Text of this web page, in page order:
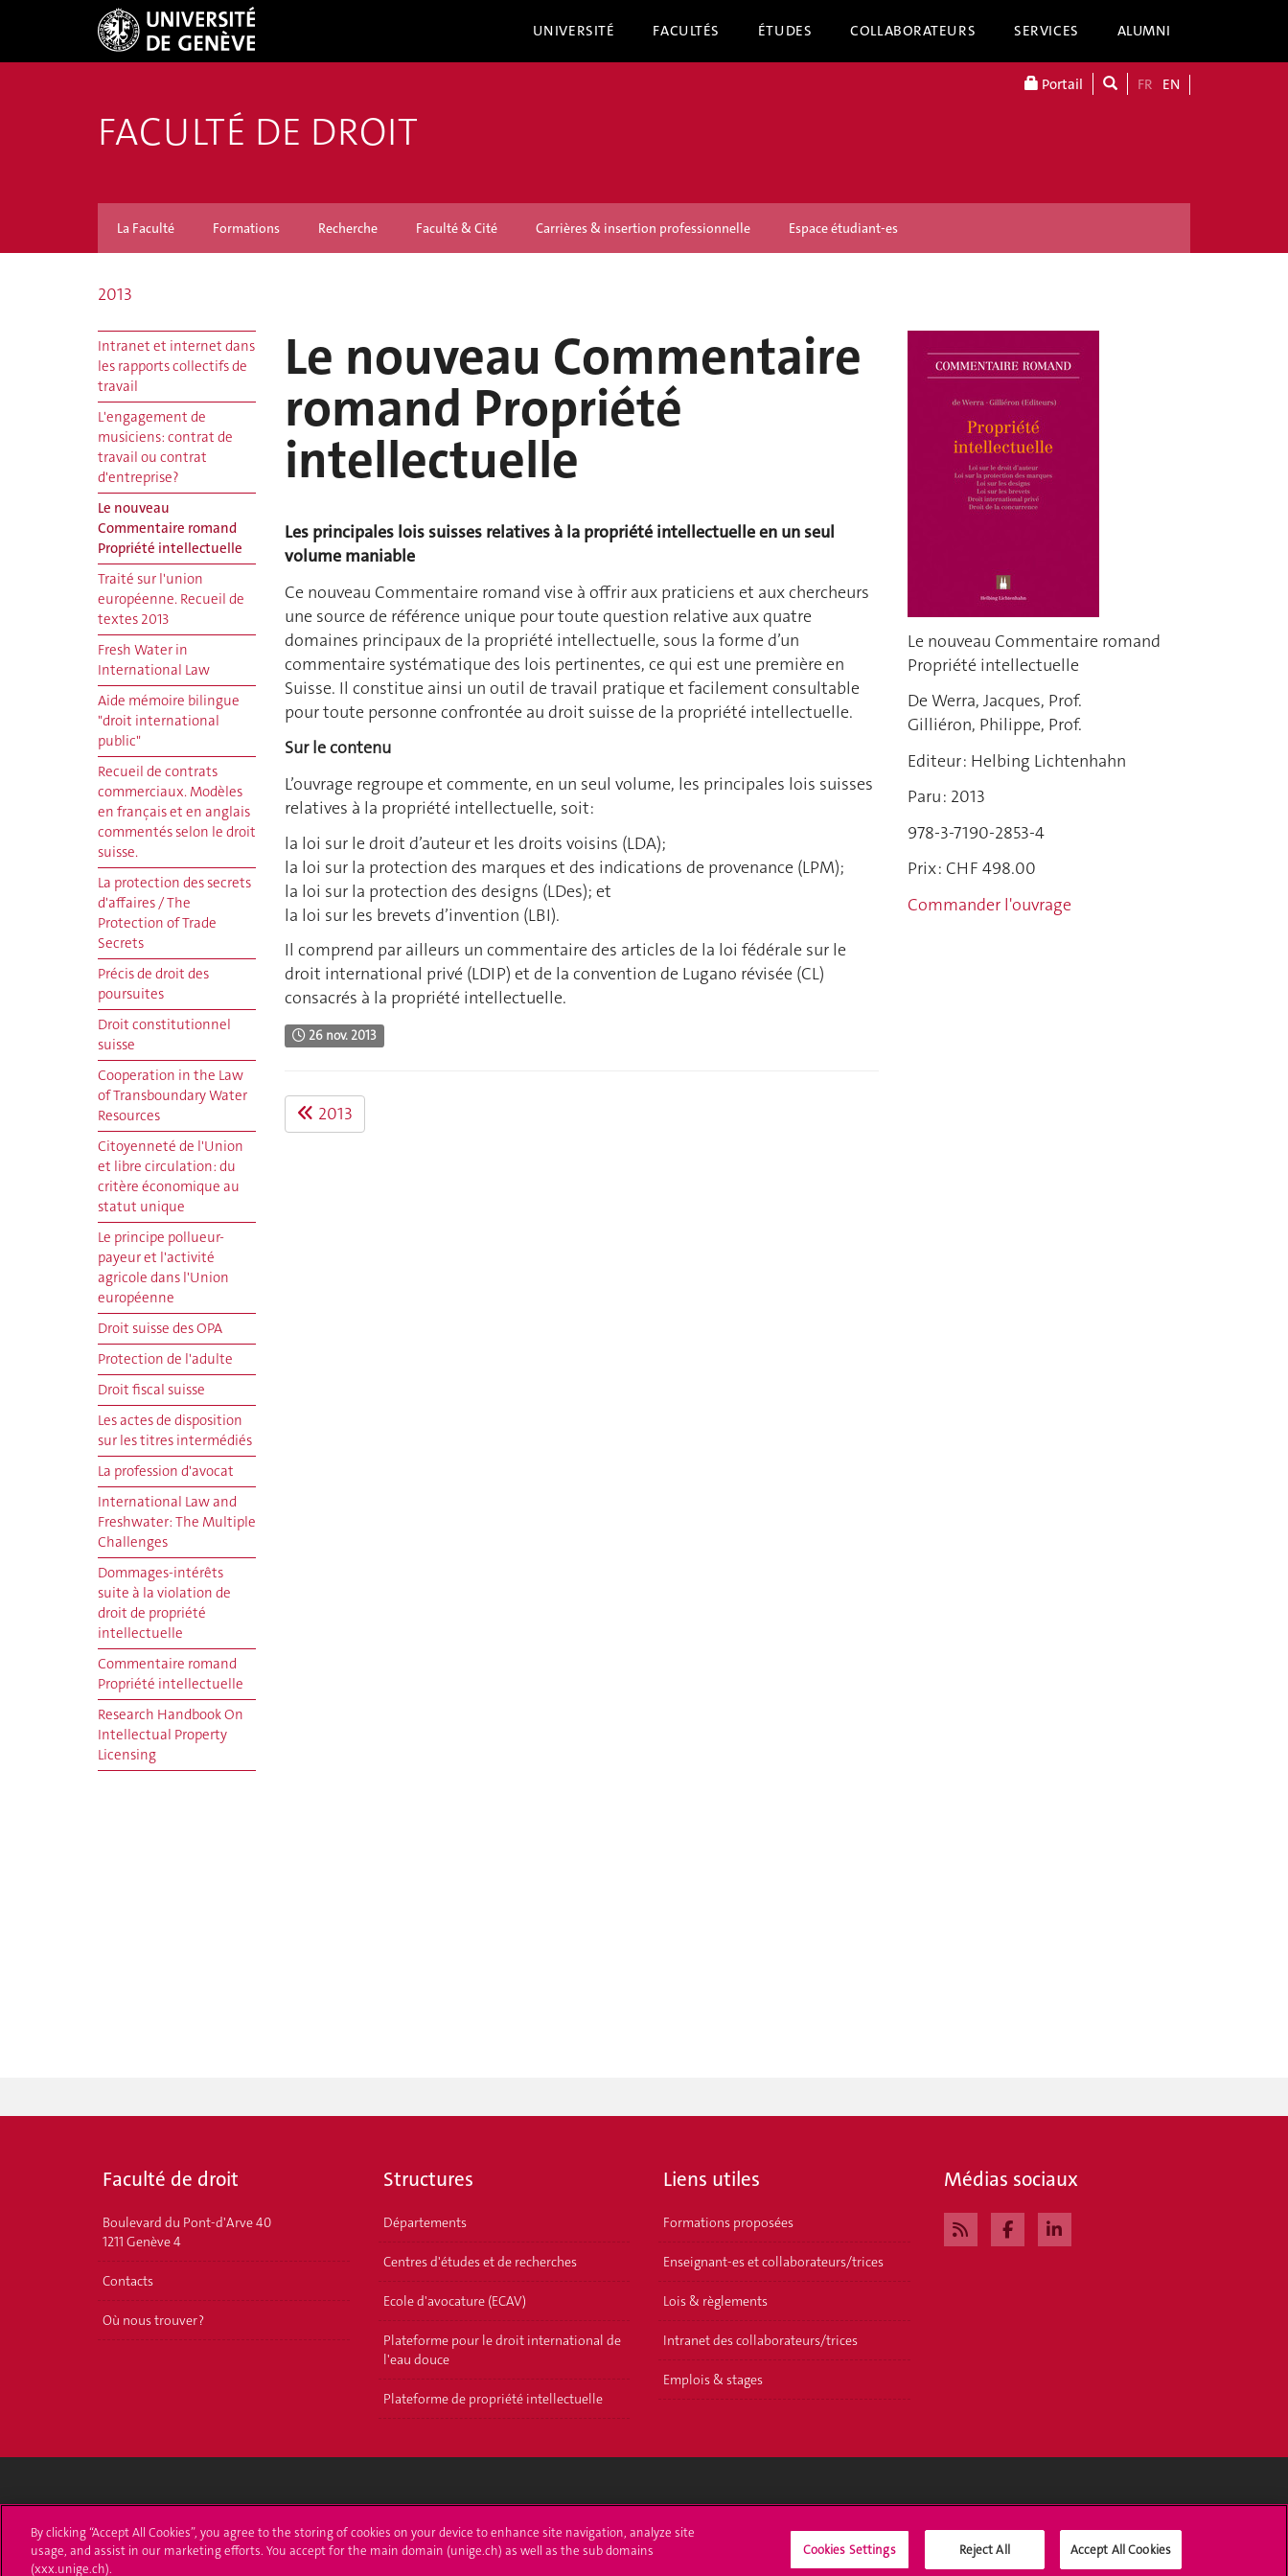
UNIVERSITÉ FACULTÉS ÉTUDES COLLABORATEURS SERVICES ALUMNI
Portail FR EN
FACULTÉ DE DROIT
La Faculté Formations Recherche Faculté & Cité Carrières & insertion professionnelle Espace étudiant-es
2013
Intranet et internet dans
les rapports collectifs de
travail
L'engagement de
musiciens: contrat de
travail ou contrat
d'entreprise?
Le nouveau
Commentaire romand
Propriété intellectuelle
Traité sur l'union
européenne. Recueil de
textes 2013
Fresh Water in
International Law
Aide mémoire bilingue
"droit international
public"
Recueil de contrats
commerciaux. Modèles
en français et en anglais
commentés selon le droit
suisse.
La protection des secrets
d'affaires / The
Protection of Trade
Secrets
Précis de droit des
poursuites
Droit constitutionnel
suisse
Cooperation in the Law
of Transboundary Water
Resources
Citoyenneté de l'Union
et libre circulation: du
critère économique au
statut unique
Le principe pollueur-
payeur et l'activité
agricole dans l'Union
européenne
Droit suisse des OPA
Protection de l'adulte
Droit fiscal suisse
Les actes de disposition
sur les titres intermédiés
La profession d'avocat
International Law and
Freshwater: The Multiple
Challenges
Dommages-intérêts
suite à la violation de
droit de propriété
intellectuelle
Commentaire romand
Propriété intellectuelle
Research Handbook On
Intellectual Property
Licensing
Le nouveau Commentaire
romand Propriété
intellectuelle
Les principales lois suisses relatives à la propriété intellectuelle en un seul
volume maniable
Ce nouveau Commentaire romand vise à offrir aux praticiens et aux chercheurs
une source de référence unique pour toute question relative aux quatre
domaines principaux de la propriété intellectuelle, sous la forme d’un
commentaire systématique des lois pertinentes, ce qui est une première en
Suisse. Il constitue ainsi un outil de travail pratique et facilement consultable
pour toute personne confrontée au droit suisse de la propriété intellectuelle.
Sur le contenu
L’ouvrage regroupe et commente, en un seul volume, les principales lois suisses
relatives à la propriété intellectuelle, soit:
la loi sur le droit d’auteur et les droits voisins (LDA);
la loi sur la protection des marques et des indications de provenance (LPM);
la loi sur la protection des designs (LDes); et
la loi sur les brevets d’invention (LBI).
Il comprend par ailleurs un commentaire des articles de la loi fédérale sur le
droit international privé (LDIP) et de la convention de Lugano révisée (CL)
consacrés à la propriété intellectuelle.
26 nov. 2013
2013
Le nouveau Commentaire romand
Propriété intellectuelle
De Werra, Jacques, Prof.
Gilliéron, Philippe, Prof.
Editeur : Helbing Lichtenhahn
Paru : 2013
978-3-7190-2853-4
Prix : CHF 498.00
Commander l'ouvrage
Faculté de droit
Boulevard du Pont-d'Arve 40
1211 Genève 4
Contacts
Où nous trouver ?
Structures
Départements
Centres d'études et de recherches
Ecole d'avocature (ECAV)
Plateforme pour le droit international de
l'eau douce
Plateforme de propriété intellectuelle
Liens utiles
Formations proposées
Enseignant-es et collaborateurs/trices
Lois & règlements
Intranet des collaborateurs/trices
Emplois & stages
Médias sociaux
24 rue du Général-Dufour
Immatriculations
By clicking “Accept All Cookies”, you agree to the storing of cookies on your device to enhance site navigation, analyze site
usage, and assist in our marketing efforts. You accept for the main domain (unige.ch) as well as the sub domains
(xxx.unige.ch).
Cookies Settings Reject All Accept All Cookies